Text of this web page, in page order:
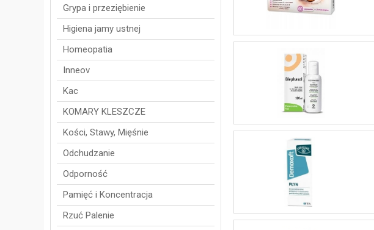
Grypa i przeziębienie
Higiena jamy ustnej
Homeopatia
Inneov
Kac
KOMARY KLESZCZE
Kości, Stawy, Mięśnie
Odchudzanie
Odporność
Pamięć i Koncentracja
Rzuć Palenie